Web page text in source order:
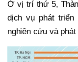
Ở vị trí thứ 5,
dịch vụ phát
nghiên cứu và phát